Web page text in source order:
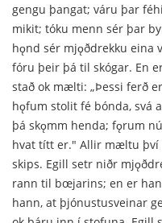
gengu þangat; váru þar
mikit; tóku menn sér þar
hǫnd sér mjǫðdrekku eina
fóru þeir þá til skógar. En
stað ok mælti: „Þessi ferð
hǫfum stolit fé bónda, svá
þá skǫmm henda; fǫrum
hvat títt er." Allir mæltu því
skips. Egill setr niðr
rann til bœjarins; en er
hann, at þjónustusveinar